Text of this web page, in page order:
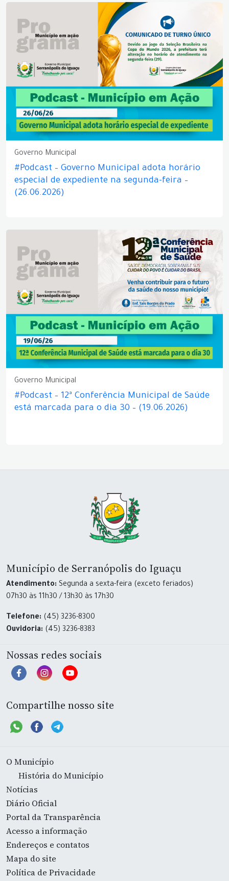
Governo Municipal
#Podcast – Governo Municipal adota horário
especial de expediente na segunda-feira –
(26.06.2026)
Governo Municipal
#Podcast – 12ª Conferência Municipal de Saúde
está marcada para o dia 30 – (19.06.2026)
Município de Serranópolis do Iguaçu
Atendimento: Segunda a sexta-feira (exceto feriados)
07h30 às 11h30 / 13h30 às 17h30
Telefone: (45) 3236-8300
Ouvidoria: (45) 3236-8383
Nossas redes sociais
Compartilhe nosso site
O Município
História do Município
Notícias
Diário Oficial
Portal da Transparência
Acesso a informação
Endereços e contatos
Mapa do site
Política de Privacidade